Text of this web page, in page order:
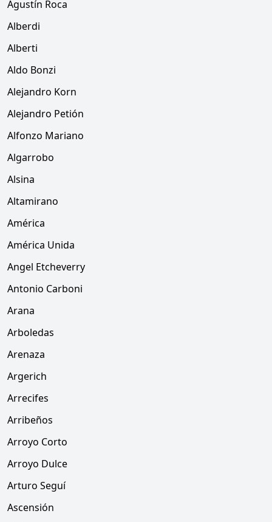
Agustín Roca
Alberdi
Alberti
Aldo Bonzi
Alejandro Korn
Alejandro Petión
Alfonzo Mariano
Algarrobo
Alsina
Altamirano
América
América Unida
Angel Etcheverry
Antonio Carboni
Arana
Arboledas
Arenaza
Argerich
Arrecifes
Arribeños
Arroyo Corto
Arroyo Dulce
Arturo Seguí
Ascensión